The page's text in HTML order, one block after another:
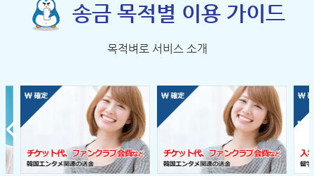
송금 목적별 이용 가이드
목적벼로 서비스 소개